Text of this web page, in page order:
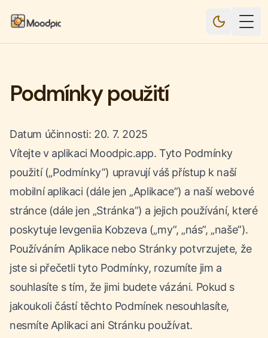
Podmínky použití
Datum účinnosti: 20. 7. 2025
Vítejte v aplikaci Moodpic.app. Tyto Podmínky
použití („Podmínky”) upravují váš přístup k naší
mobilní aplikaci (dále jen „Aplikace”) a naší webové
stránce (dále jen „Stránka”) a jejich používání, které
poskytuje Ievgeniia Kobzeva („my”, „nás”, „naše”).
Používáním Aplikace nebo Stránky potvrzujete, že
jste si přečetli tyto Podmínky, rozumíte jim a
souhlasíte s tím, že jimi budete vázáni. Pokud s
jakoukoli částí těchto Podmínek nesouhlasíte,
nesmíte Aplikaci ani Stránku používat.